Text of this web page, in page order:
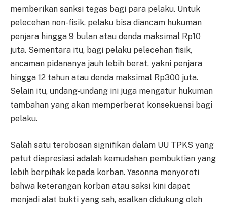
memberikan sanksi tegas bagi para pelaku. Untuk
pelecehan non-fisik, pelaku bisa diancam hukuman
penjara hingga 9 bulan atau denda maksimal Rp10
juta. Sementara itu, bagi pelaku pelecehan fisik,
ancaman pidananya jauh lebih berat, yakni penjara
hingga 12 tahun atau denda maksimal Rp300 juta.
Selain itu, undang-undang ini juga mengatur hukuman
tambahan yang akan memperberat konsekuensi bagi
pelaku.
Salah satu terobosan signifikan dalam UU TPKS yang
patut diapresiasi adalah kemudahan pembuktian yang
lebih berpihak kepada korban. Yasonna menyoroti
bahwa keterangan korban atau saksi kini dapat
menjadi alat bukti yang sah, asalkan didukung oleh